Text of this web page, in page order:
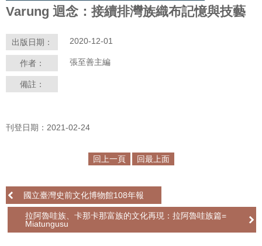
學
探
索
認
性
平
Varung 迴念：接續排灣族織布記憶與技藝
出版日期： 2020-12-01
作者： 張至善主編
備註：
刊登日期：2021-02-24
回上一頁 回最上面
國立臺灣史前文化博物館108年報
拉阿魯哇族、卡那卡那富族的文化再現：拉阿魯哇族篇=
Miatungusu